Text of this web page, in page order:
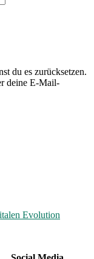
du es zurücksetzen.
deine E-Mail-
Evolution